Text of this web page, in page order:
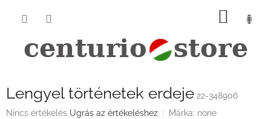
KOSÁR
Lengyel történetek erdeje 22-348906
A
Nincs értékelés Ugrás az értékeléshez Márka: none